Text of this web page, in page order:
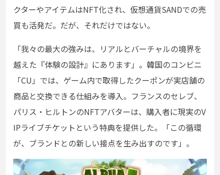
クターやアイテムはNFT化され、仮想通貨SANDでの売
買も活発だ。だが、それだけではない。
「我々の最大の強みは、リアルとバーチャルの境界を
越えた『体験の設計』にあります」。韓国のコンビニ
「CU」では、ゲーム内で取得したクーポンが実店舗の
商品と交換できる仕組みを導入。フランスのセレブ、
パリス・ヒルトンのNFTアバターは、購入者に現実のV
IPライブチケットという特典を提供した。「この循環
が、ブランドとの新しい接点を生み出すのです」。